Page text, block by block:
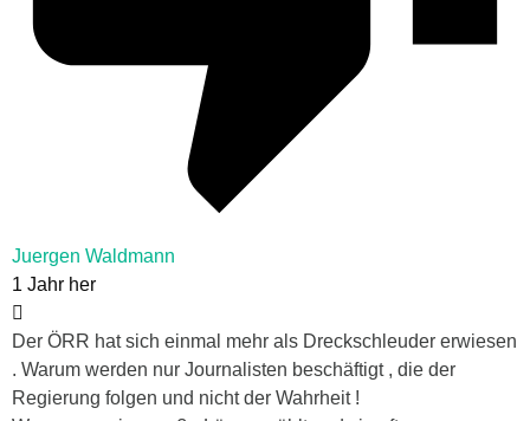
Juergen Waldmann
1 Jahr her
Der ÖRR hat sich einmal mehr als Dreckschleuder erwiesen
. Warum werden nur Journalisten beschäftigt , die der
Regierung folgen und nicht der Wahrheit !